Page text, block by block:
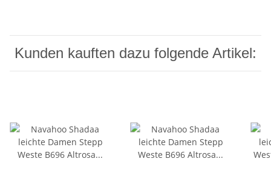
Kunden kauften dazu folgende Artikel: